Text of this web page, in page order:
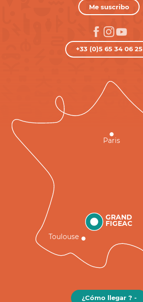
Me suscribo
+33 (0)5 65 34 06 25
GRAND
FIGEAC
Toulouse
Paris
¿Cómo llegar ? -